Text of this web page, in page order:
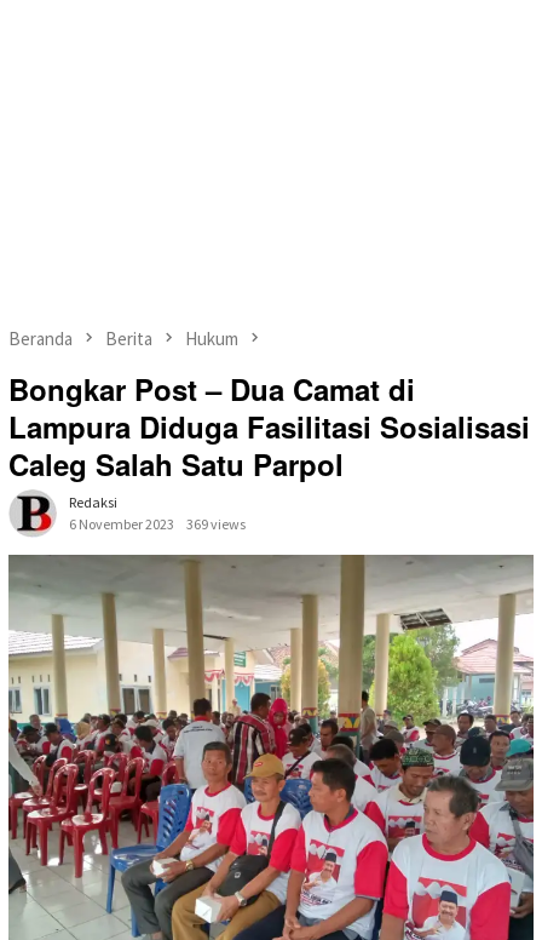
Beranda Berita Hukum
Bongkar Post – Dua Camat di
Lampura Diduga Fasilitasi Sosialisasi
Caleg Salah Satu Parpol
Redaksi
6 November 2023
369 views